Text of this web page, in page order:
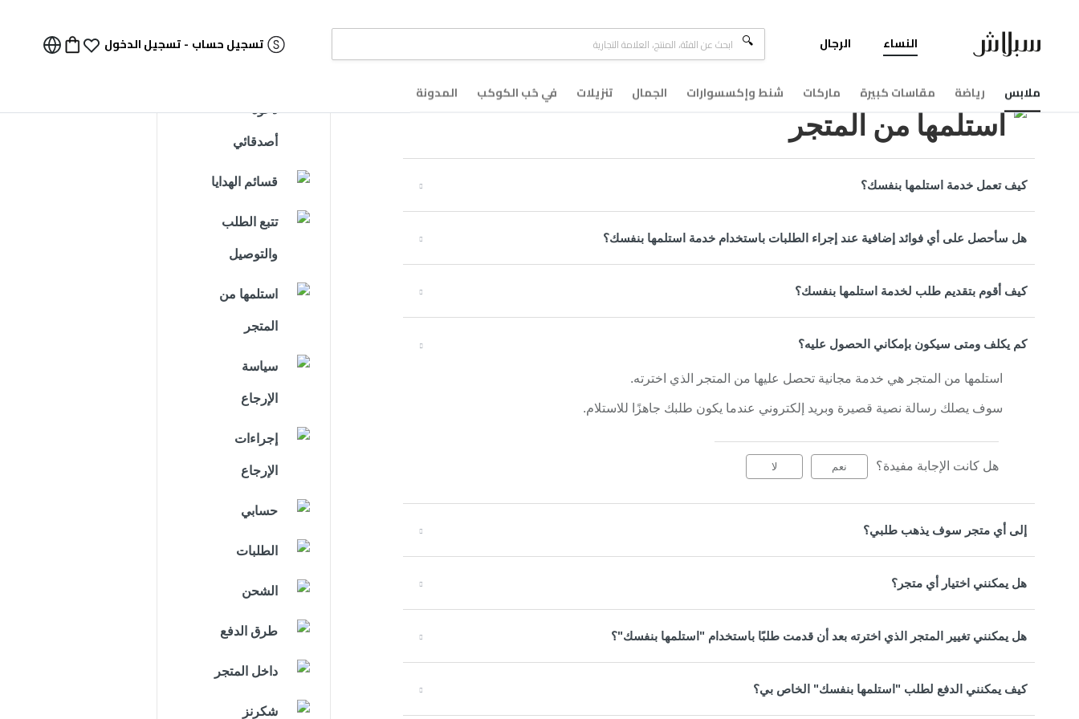
النساء
ملابس رياضة مقاسات كبيرة ماركات شنط وإكسسوارات الجمال تنزيلات في حُب الكوكب المدونة
الرجال تسجيل حساب -تسجيل الدخول
استلمها من المتجر
كيف تعمل خدمة استلمها بنفسك؟
هل سأحصل على أي فوائد إضافية عند إجراء الطلبات باستخدام خدمة استلمها بنفسك؟
كيف أقوم بتقديم طلب لخدمة استلمها بنفسك؟
كم يكلف ومتى سيكون بإمكاني الحصول عليه؟
استلمها من المتجر هي خدمة مجانية تحصل عليها من المتجر الذي اخترته.
سوف يصلك رسالة نصية قصيرة وبريد إلكتروني عندما يكون طلبك جاهزًا للاستلام.
هل كانت الإجابة مفيدة؟ نعم لا
إلى أي متجر سوف يذهب طلبي؟
هل يمكنني اختيار أي متجر؟
هل يمكنني تغيير المتجر الذي اخترته بعد أن قدمت طلبًا باستخدام "استلمها بنفسك"؟
كيف يمكنني الدفع لطلب "استلمها بنفسك" الخاص بي؟
دعوة
أصدقائي
قسائم الهدايا
تتبع الطلب
والتوصيل
استلمها من
المتجر
سياسة
الإرجاع
إجراءات
الإرجاع
حسابي
الطلبات
الشحن
طرق الدفع
داخل المتجر
شكرنز